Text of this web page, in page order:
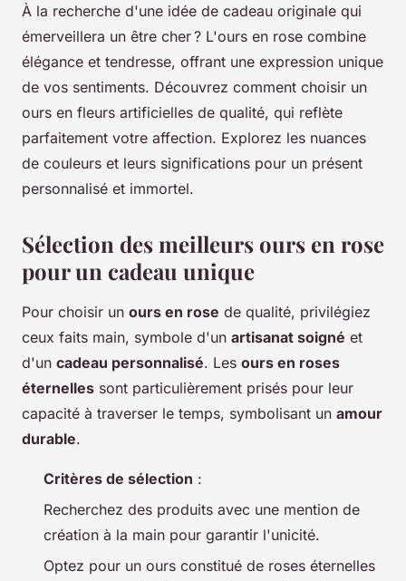
À la recherche d'une idée de cadeau originale qui
émerveillera un être cher ? L'ours en rose combine
élégance et tendresse, offrant une expression unique
de vos sentiments. Découvrez comment choisir un
ours en fleurs artificielles de qualité, qui reflète
parfaitement votre affection. Explorez les nuances
de couleurs et leurs significations pour un présent
personnalisé et immortel.
Sélection des meilleurs ours en rose
pour un cadeau unique
Pour choisir un ours en rose de qualité, privilégiez
ceux faits main, symbole d'un artisanat soigné et
d'un cadeau personnalisé. Les ours en roses
éternelles sont particulièrement prisés pour leur
capacité à traverser le temps, symbolisant un amour
durable.
Critères de sélection :
Recherchez des produits avec une mention de
création à la main pour garantir l'unicité.
Optez pour un ours constitué de roses éternelles